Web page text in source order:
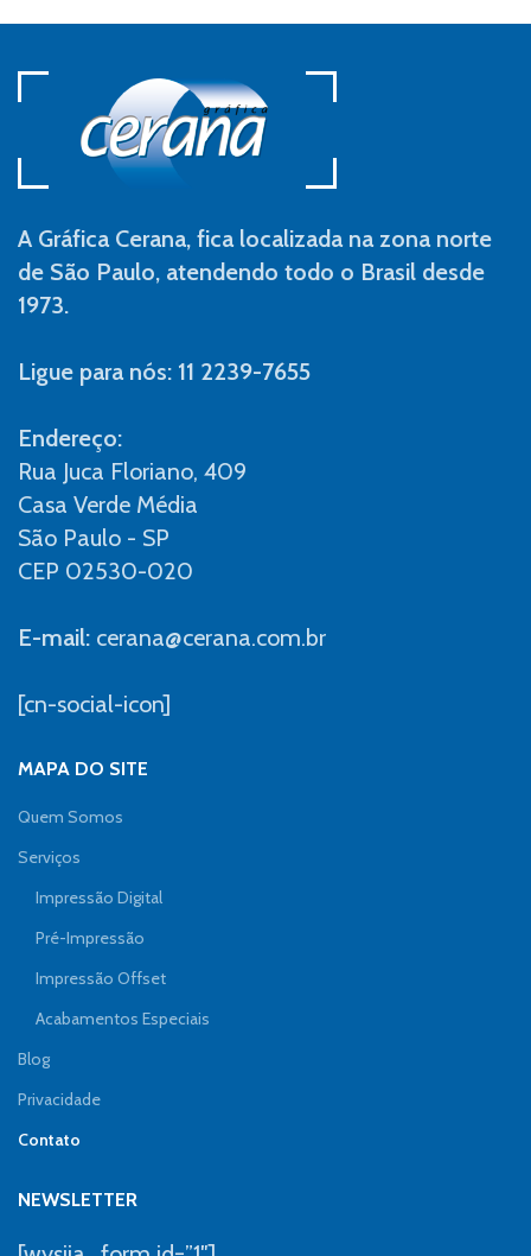
A Gráfica Cerana, fica localizada na zona norte
de São Paulo, atendendo todo o Brasil desde
1973.
Ligue para nós: 11 2239-7655
Endereço:
Rua Juca Floriano, 409
Casa Verde Média
São Paulo - SP
CEP 02530-020
E-mail: cerana@cerana.com.br
[cn-social-icon]
MAPA DO SITE
Quem Somos
Serviços
Impressão Digital
Pré-Impressão
Impressão Offset
Acabamentos Especiais
Blog
Privacidade
Contato
NEWSLETTER